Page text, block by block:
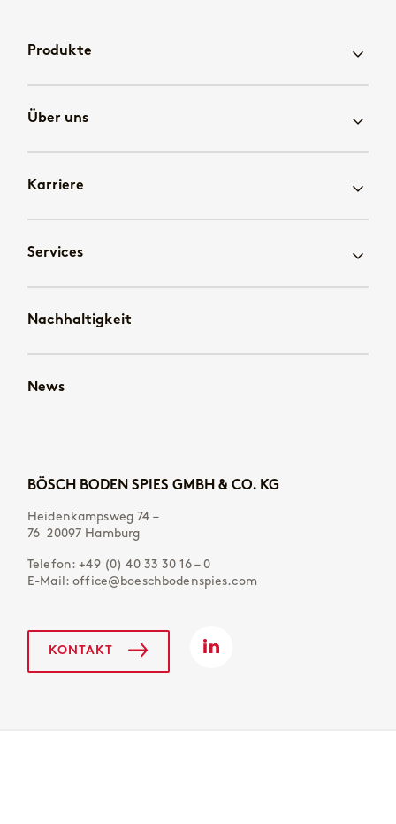
Produkte
Über uns
Karriere
Services
Nachhaltigkeit
News
BÖSCH BODEN SPIES GMBH & CO. KG
Heidenkampsweg 74 –
76 20097 Hamburg
Telefon:+49 (0) 40 33 30 16 – 0
E-Mail:office@boeschbodenspies.com
KONTAKT